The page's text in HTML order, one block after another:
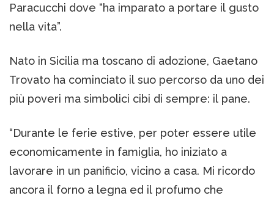
Paracucchi dove “ha imparato a portare il gusto
nella vita”.
Nato in Sicilia ma toscano di adozione, Gaetano
Trovato ha cominciato il suo percorso da uno dei
più poveri ma simbolici cibi di sempre: il pane.
“Durante le ferie estive, per poter essere utile
economicamente in famiglia, ho iniziato a
lavorare in un panificio, vicino a casa. Mi ricordo
ancora il forno a legna ed il profumo che